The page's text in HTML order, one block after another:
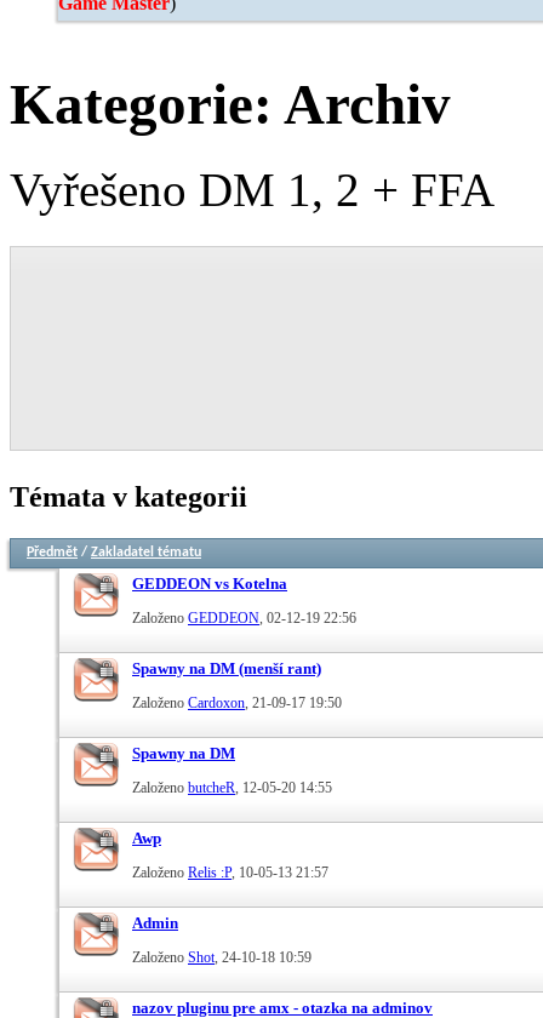
Kategorie: Archiv
Vyřešeno DM 1, 2 + FFA
Témata v kategorii
Předmět / Zakladatel tématu
GEDDEON vs Kotelna
Založeno GEDDEON ‎, 02-12-19 22:56
Spawny na DM (menší rant)
Založeno Cardoxon ‎, 21-09-17 19:50
Spawny na DM
Založeno butcheR ‎, 12-05-20 14:55
Awp
Založeno Relis :P‎, 10-05-13 21:57
Admin
Založeno Shot ‎, 24-10-18 10:59
nazov pluginu pre amx - otazka na adminov